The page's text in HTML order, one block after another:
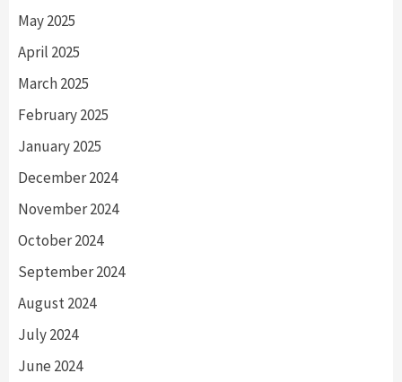
May 2025
April 2025
March 2025
February 2025
January 2025
December 2024
November 2024
October 2024
September 2024
August 2024
July 2024
June 2024